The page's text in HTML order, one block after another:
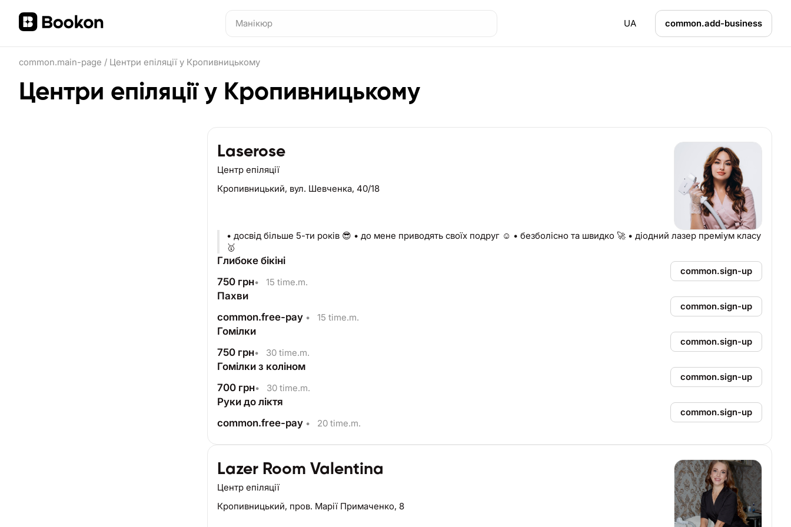
UA common.add-business
common.main-page / Центри епіляції у Кропивницькому
Центри епіляції у Кропивницькому
Laserose
Центр епіляції
Кропивницький, вул. Шевченка, 40/18
• досвід більше 5-ти років 😎 • до мене приводять своїх подруг ☺️ • безболісно та швидко 🚀 • діодний лазер преміум класу
🥇
Глибоке бікіні
750 грн• 15 time.m.
common.sign-up
Пахви
common.free-pay • 15 time.m.
common.sign-up
Гомілки
750 грн• 30 time.m.
common.sign-up
Гомілки з коліном
700 грн• 30 time.m.
common.sign-up
Руки до ліктя
common.free-pay • 20 time.m.
common.sign-up
Lazer Room Valentina
Центр епіляції
Кропивницький, пров. Марії Примаченко, 8